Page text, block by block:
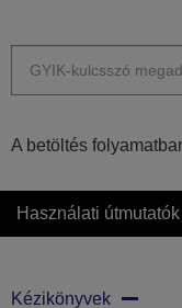
A betöltés
Használati
Kézikönyvek